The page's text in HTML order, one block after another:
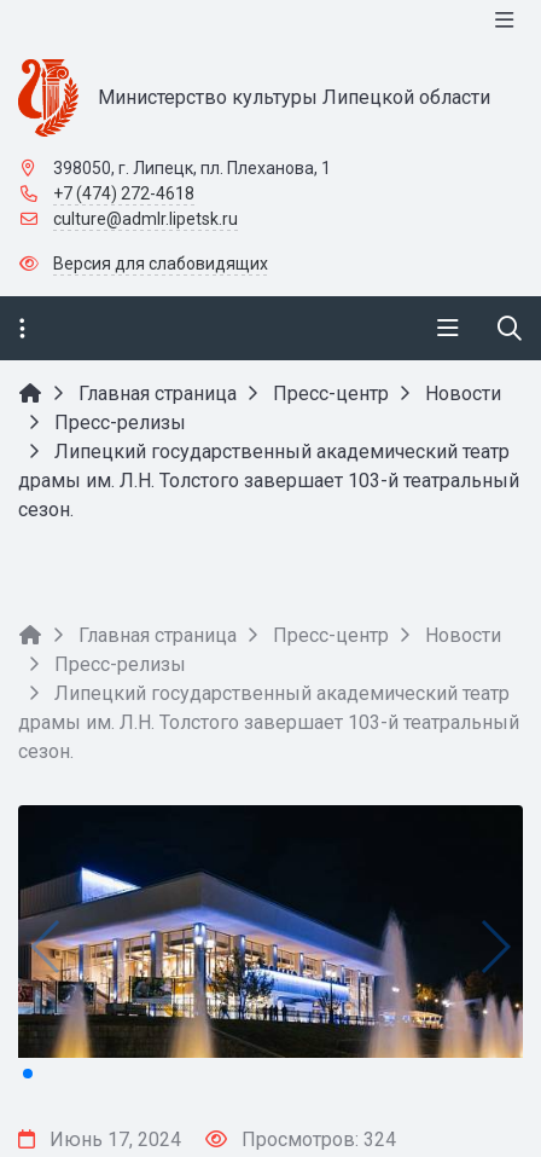
Министерство культуры Липецкой области
398050, г. Липецк, пл. Плеханова, 1
+7 (474) 272-4618
culture@admlr.lipetsk.ru
Версия для слабовидящих
Главная страница Пресс-центр
Новости
Пресс-релизы
Липецкий государственный академический театр
драмы им. Л.Н. Толстого завершает 103-й театральный
сезон.
Главная страница Пресс-центр
Новости
Пресс-релизы
Липецкий государственный академический театр
драмы им. Л.Н. Толстого завершает 103-й театральный
сезон.
Июнь 17, 2024 Просмотров: 324